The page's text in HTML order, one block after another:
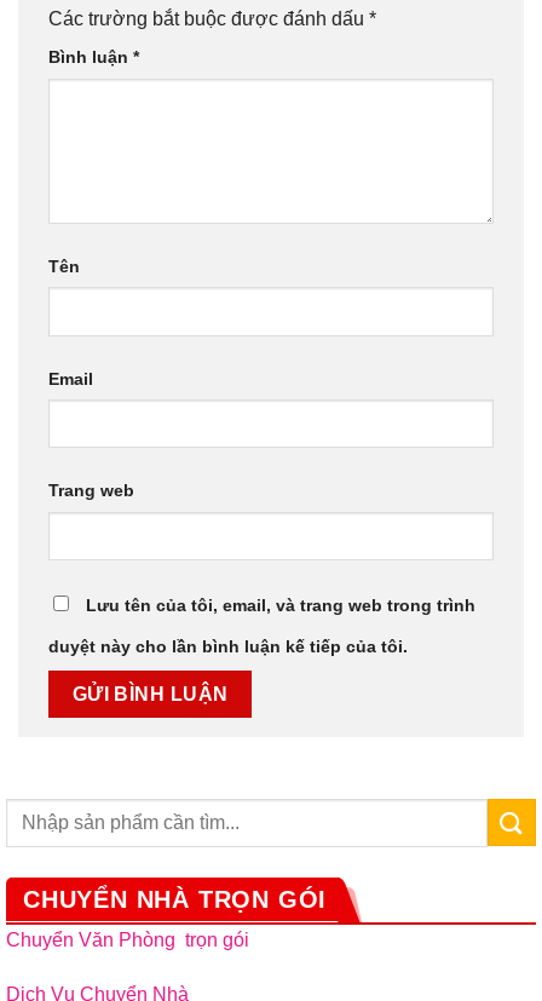
Các trường bắt buộc được đánh dấu *
Bình luận *
Tên
Email
Trang web
Lưu tên của tôi, email, và trang web trong trình
duyệt này cho lần bình luận kế tiếp của tôi.
CHUYỂN NHÀ TRỌN GÓI
Chuyển Văn Phòng trọn gói
Dịch Vụ Chuyển Nhà